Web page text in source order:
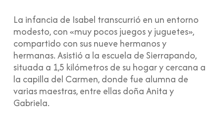
La infancia de Isabel transcurrió en un entorno
modesto, con «muy pocos juegos y juguetes»,
compartido con sus nueve hermanos y
hermanas. Asistió a la escuela de Sierrapando,
situada a 1,5 kilómetros de su hogar y cercana a
la capilla del Carmen, donde fue alumna de
varias maestras, entre ellas doña Anita y
Gabriela.